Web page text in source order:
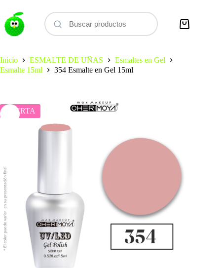
contenido
Carro
Inicio
ESMALTE DE UÑAS
Esmaltes en Gel
Esmalte 15ml
354 Esmalte en Gel 15ml
OFERTA